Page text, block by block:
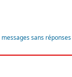
messages sans réponses